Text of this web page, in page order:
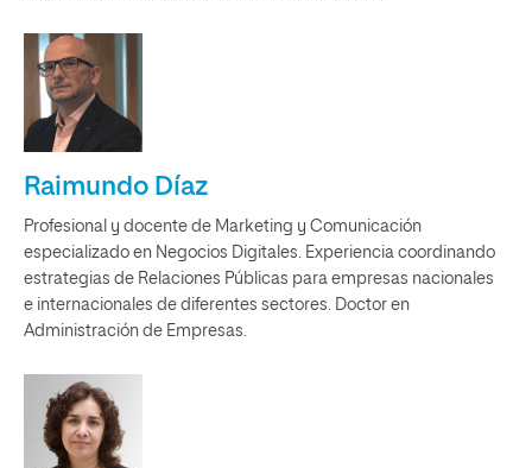
Raimundo Díaz
Profesional y docente de Marketing y Comunicación
especializado en Negocios Digitales. Experiencia coordinando
estrategias de Relaciones Públicas para empresas nacionales
e internacionales de diferentes sectores. Doctor en
Administración de Empresas.